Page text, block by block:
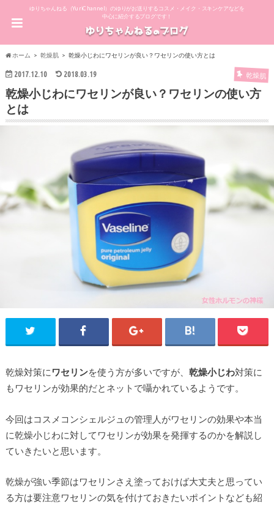
ゆりちゃんねる（YuriChannel）のゆりがお送りするコスメ・メイク・スキンケアなどを
中心に紹介するブログです！
ホーム 乾燥肌 乾燥小じわにワセリンが良い？ワセリンの使い方とは
2017.12.10 2018.03.19 乾燥肌
乾燥小じわにワセリンが良い？ワセリンの使い方
とは
乾燥対策に ワセリンを使う方が多いですが、 乾燥小じわ対策に
もワセリンが効果的だとネットで囁かれているようです。
今回はコスメコンシェルジュの管理人がワセリンの効果や本当
に乾燥小じわに対してワセリンが効果を発揮するのかを解説し
ていきたいと思います。
乾燥が強い季節はワセリンさえ塗っておけば大丈夫と思ってい
る方は要注意ワセリンの気を付けておきたいポイントなども紹